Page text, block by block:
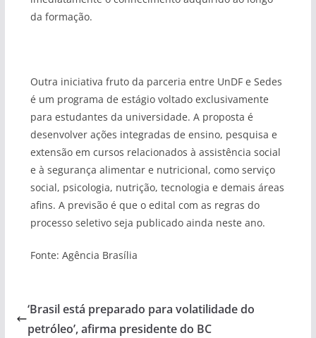
da formação.
Outra iniciativa fruto da parceria entre UnDF e Sedes
é um programa de estágio voltado exclusivamente
para estudantes da universidade. A proposta é
desenvolver ações integradas de ensino, pesquisa e
extensão em cursos relacionados à assistência social
e à segurança alimentar e nutricional, como serviço
social, psicologia, nutrição, tecnologia e demais áreas
afins. A previsão é que o edital com as regras do
processo seletivo seja publicado ainda neste ano.
Fonte: Agência Brasília
‘Brasil está preparado para volatilidade do
petróleo’, afirma presidente do BC